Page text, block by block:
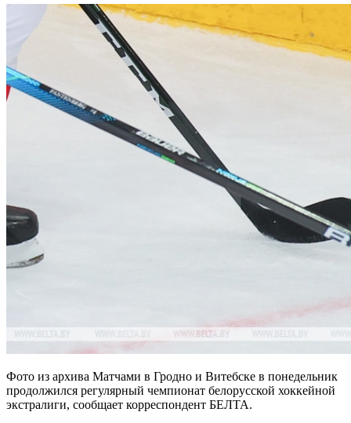
Фото из архива Матчами в Гродно и Витебске в понедельник
продолжился регулярный чемпионат белорусской хоккейной
экстралиги, сообщает корреспондент БЕЛТА.